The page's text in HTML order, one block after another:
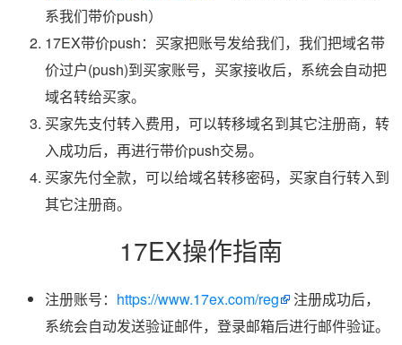
系我们带价push）
17EX带价push：买家把账号发给我们，我们把域名带
价过户(push)到买家账号，买家接收后，系统会自动把
域名转给买家。
买家先支付转入费用，可以转移域名到其它注册商，转
入成功后，再进行带价push交易。
买家先付全款，可以给域名转移密码，买家自行转入到
其它注册商。
17EX操作指南
注册账号： https://www.17ex.com/reg
注册成功后，
系统会自动发送验证邮件，登录邮箱后进行邮件验证。